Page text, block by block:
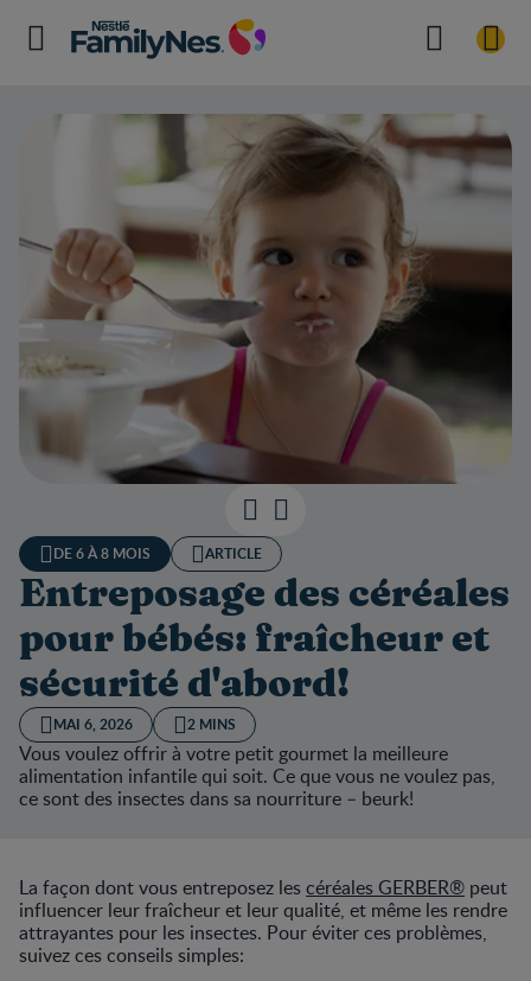
DE 6 À 8 MOIS ARTICLE
Entreposage des céréales
pour bébés: fraîcheur et
sécurité d'abord!
MAI 6, 2026 2 MINS
Vous voulez offrir à votre petit gourmet la meilleure
alimentation infantile qui soit. Ce que vous ne voulez pas,
ce sont des insectes dans sa nourriture – beurk!
La façon dont vous entreposez lescéréales GERBER® peut
influencer leur fraîcheur et leur qualité, et même les rendre
attrayantes pour les insectes. Pour éviter ces problèmes,
suivez ces conseils simples: